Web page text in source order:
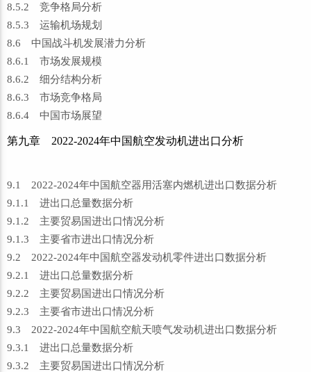
8.5.2 竞争格局分析
8.5.3 运输机场规划
8.6 中国战斗机发展潜力分析
8.6.1 市场发展规模
8.6.2 细分结构分析
8.6.3 市场竞争格局
8.6.4 中国市场展望
第九章 2022-2024年中国航空发动机进出口分析
9.1 2022-2024年中国航空器用活塞内燃机进出口数据分析
9.1.1 进出口总量数据分析
9.1.2 主要贸易国进出口情况分析
9.1.3 主要省市进出口情况分析
9.2 2022-2024年中国航空器发动机零件进出口数据分析
9.2.1 进出口总量数据分析
9.2.2 主要贸易国进出口情况分析
9.2.3 主要省市进出口情况分析
9.3 2022-2024年中国航空航天喷气发动机进出口数据分析
9.3.1 进出口总量数据分析
9.3.2 主要贸易国进出口情况分析